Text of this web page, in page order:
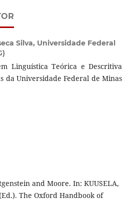
Silva, Universidade Federal
Linguística Teórica e Descritiva
da Universidade Federal de Minas
and Moore. In: KUUSELA,
The Oxford Handbook of